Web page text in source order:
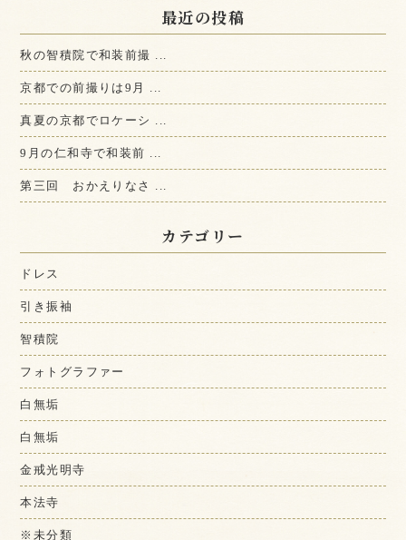
最近の投稿
秋の智積院で和装前撮 ...
京都での前撮りは9月 ...
真夏の京都でロケーシ ...
9月の仁和寺で和装前 ...
第三回 おかえりなさ ...
カテゴリー
ドレス
引き振袖
智積院
フォトグラファー
白無垢
白無垢
金戒光明寺
本法寺
※未分類